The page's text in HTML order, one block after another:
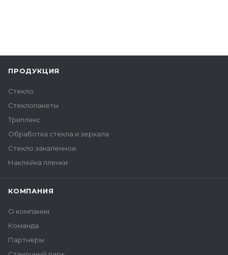
ПРОДУКЦИЯ
Стекло
Стеклопакеты
Триплекс
Обработка стекла и зеркала
Стекло закаленное
Наклейка пленки
КОМПАНИЯ
О компании
Команда
Партнёры